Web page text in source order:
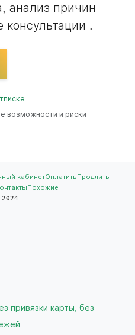
анализ причин
консультации .
возможности и риски
кабинетОплатитьПродлить
Похожие
привязки карты, без